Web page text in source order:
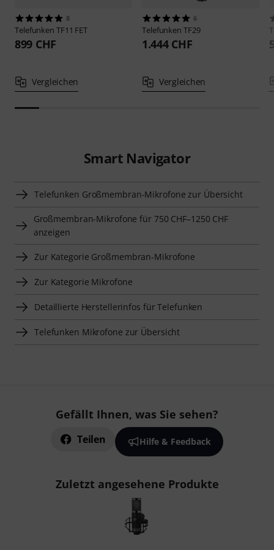
8
Telefunken TF11 FET
899 CHF
Vergleichen
6
Telefunken TF29
1.444 CHF
Vergleichen
Smart Navigator
Telefunken Großmembran-Mikrofone zur Übersicht
Großmembran-Mikrofone für 750 CHF–1250 CHF
anzeigen
Zur Kategorie Großmembran-Mikrofone
Zur Kategorie Mikrofone
Detaillierte Herstellerinfos für Telefunken
Telefunken Mikrofone zur Übersicht
Gefällt Ihnen, was Sie sehen?
Teilen Hilfe & Feedback
Zuletzt angesehene Produkte